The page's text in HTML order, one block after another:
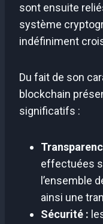
sont ensuite
système
indéfiniment
Du fait de son
blockchain
significatifs :
effectuées
l’ensemble
ainsi une
Sécurité :